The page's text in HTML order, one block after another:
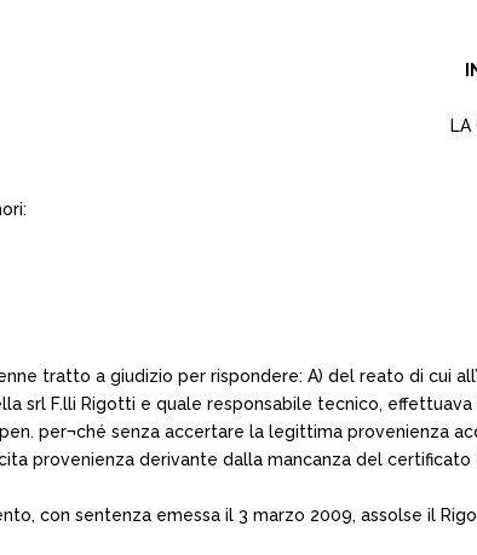
LA
tratto a giudizio per rispondere: A) del reato di cui
srl F.lli Rigotti e quale responsabile tecnico,
pen. per¬ché senza accertare la legittima
provenienza derivante dalla mancanza del
con sentenza emessa il 3 marzo 2009, assolse il